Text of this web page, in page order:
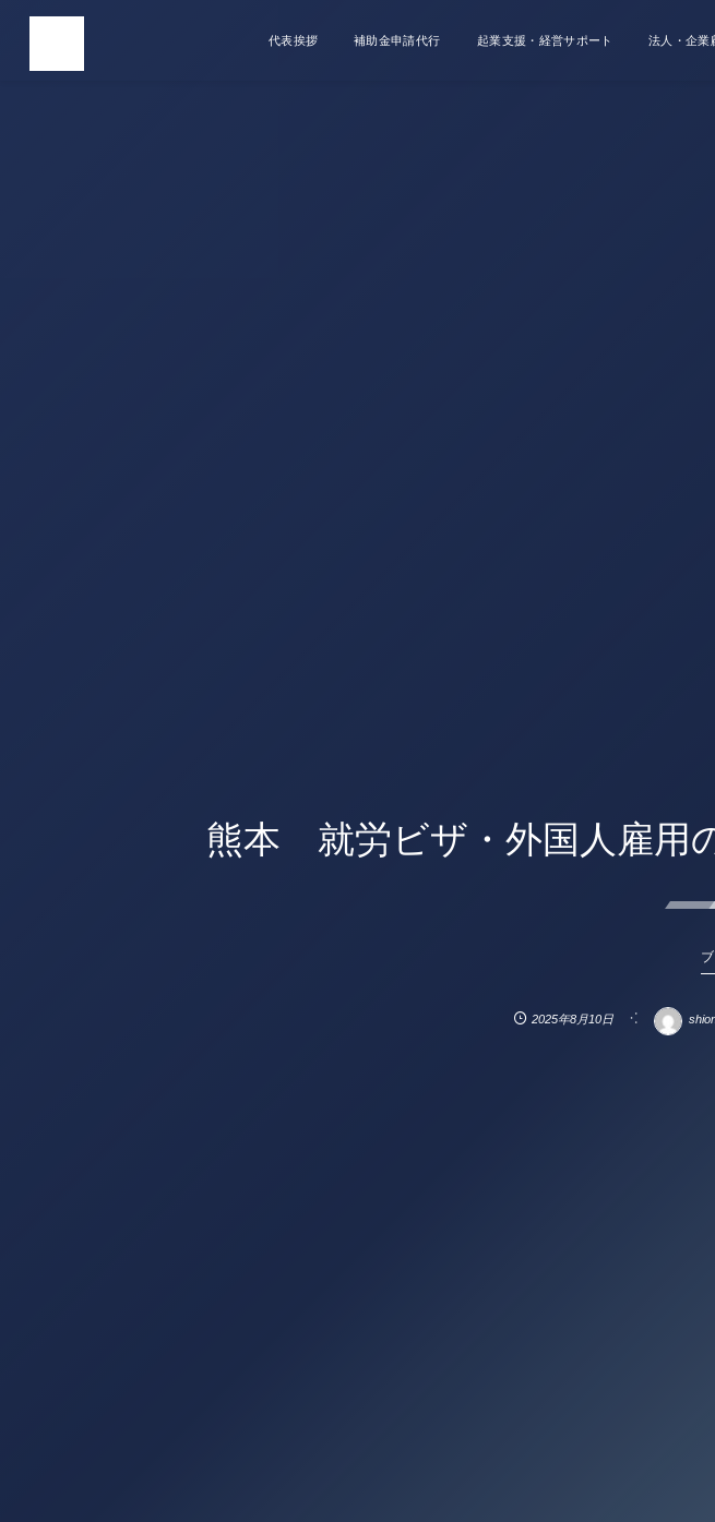
代表挨拶 補助金申請代行 起業支援・経営サポート 法人・企業
熊本 就労ビザ・外国人雇用
2025年8月10日